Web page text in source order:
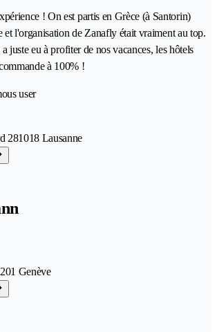
! On est partis en Grèce (à Santorin)
et l'organisation de Zanafly était vraiment au top.
juste eu à profiter de nos vacances, les hôtels
à 100% !
user
281018 Lausanne
Genève